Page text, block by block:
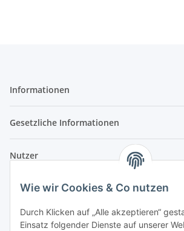
Wie wir Cookies & Co nutzen
Durch Klicken auf „Alle akzeptieren“
Einsatz folgender Dienste auf unserer
Informationen
Gesetzliche Informationen
Nutzer